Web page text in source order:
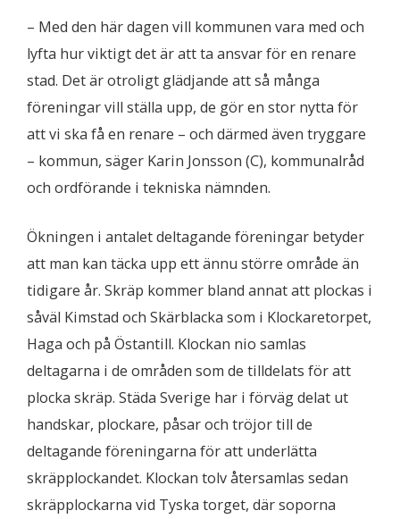
– Med den här dagen vill kommunen vara med och
lyfta hur viktigt det är att ta ansvar för en renare
stad. Det är otroligt glädjande att så många
föreningar vill ställa upp, de gör en stor nytta för
att vi ska få en renare – och därmed även tryggare
– kommun, säger Karin Jonsson (C), kommunalråd
och ordförande i tekniska nämnden.
Ökningen i antalet deltagande föreningar betyder
att man kan täcka upp ett ännu större område än
tidigare år. Skräp kommer bland annat att plockas i
såväl Kimstad och Skärblacka som i Klockaretorpet,
Haga och på Östantill. Klockan nio samlas
deltagarna i de områden som de tilldelats för att
plocka skräp. Städa Sverige har i förväg delat ut
handskar, plockare, påsar och tröjor till de
deltagande föreningarna för att underlätta
skräpplockandet. Klockan tolv återsamlas sedan
skräpplockarna vid Tyska torget, där soporna